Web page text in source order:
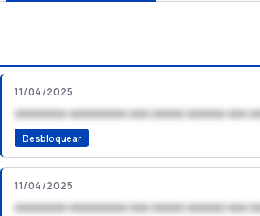
11/04/2025
xxxxxxxx xxxxxxxxx xxx xxxxx xxxxxx xxx
Desbloquear
11/04/2025
xxxxxxxx xxxxxxxxx xxx xxxxx xxxxxx xxx